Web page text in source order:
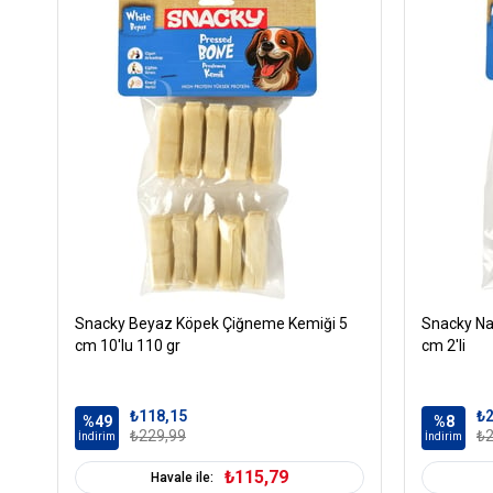
Snacky Beyaz Köpek Çiğneme Kemiği 5
cm 10'lu 110 gr
%49
İndirim
₺118,15
₺229,99
Havale ile: ₺115,79
Snacky
cm 2'li
%8
İndirim